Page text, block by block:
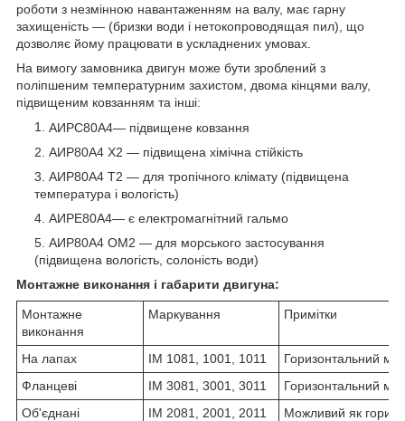
роботи з незмінною навантаженням на валу, має гарну
захищеність ― (бризки води і нетокопроводящая пил), що
дозволяє йому працювати в ускладнених умовах.
На вимогу замовника двигун може бути зроблений з
поліпшеним температурним захистом, двома кінцями валу,
підвищеним ковзанням та інші:
АИРС80А4― підвищене ковзання
АИР80А4 Х2 ― підвищена хімічна стійкість
АИР80А4 Т2 ― для тропічного клімату (підвищена
температура і вологість)
АИРЕ80А4― є електромагнітний гальмо
АИР80А4 ОМ2 ― для морського застосування
(підвищена вологість, солоність води)
Монтажне виконання і габарити двигуна:
Монтажне
виконання
Маркування Примітки
На лапах IM 1081, 1001, 1011
Горизонтальний
Фланцеві
IM 3081, 3001, 3011
Горизонтальний
Об'єднані
IM 2081, 2001, 2011
Можливий як